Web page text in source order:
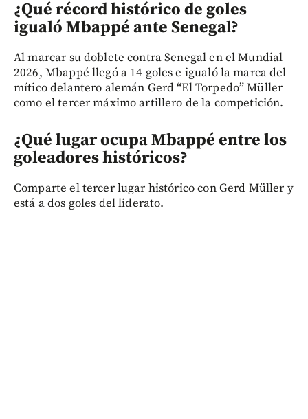
¿Qué récord histórico de goles
igualó Mbappé ante Senegal?
Al marcar su doblete contra Senegal en el Mundial
2026, Mbappé llegó a 14 goles e igualó la marca del
mítico delantero alemán Gerd “El Torpedo” Müller
como el tercer máximo artillero de la competición.
¿Qué lugar ocupa Mbappé entre los
goleadores históricos?
Comparte el tercer lugar histórico con Gerd Müller y
está a dos goles del liderato.